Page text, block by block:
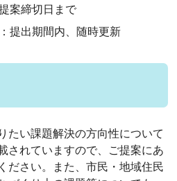
案締切日まで
出期間内、随時更新
たい課題解決の方向性について
されていますので、ご提案にあ
ださい。また、市民・地域住民